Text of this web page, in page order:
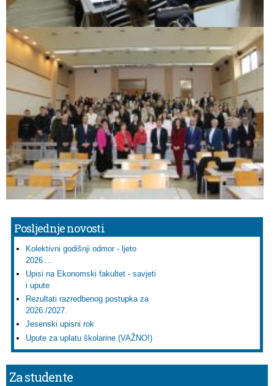
Posljednje novosti
Kolektivni godišnji odmor - ljeto
2026....
Upisi na Ekonomski fakultet - savjeti
i upute
Rezultati razredbenog postupka za
2026./2027.
Jesenski upisni rok
Upute za uplatu školarine (VAŽNO!)
Za studente